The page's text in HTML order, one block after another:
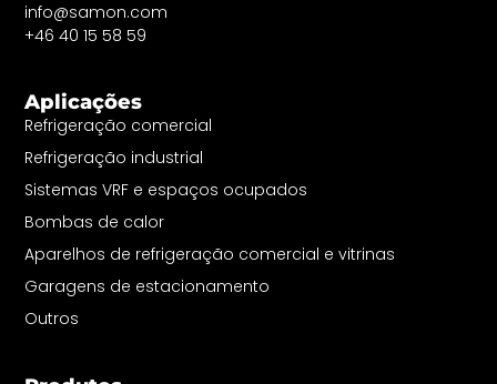
info@samon.com
+46 40 15 58 59
Aplicações
Refrigeração comercial
Refrigeração industrial
Sistemas VRF e espaços ocupados
Bombas de calor
Aparelhos de refrigeração comercial e vitrinas
Garagens de estacionamento
Outros